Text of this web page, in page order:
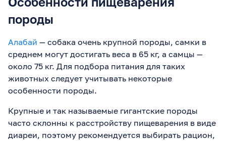
породы
Алабай — собака очень крупной породы, самки в
среднем могут достигать веса в 65 кг, а самцы —
около 75 кг. Для подбора питания для таких
животных следует учитывать некоторые
особенности породы.
Крупные и так называемые гигантские породы
часто склонны к расстройству пищеварения в виде
диареи, поэтому рекомендуется выбирать рацион,